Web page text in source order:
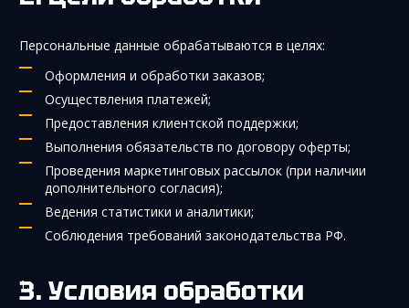
Персональные данные обрабатываются в целях:
Оформления и обработки заказов;
Осуществления платежей;
Предоставления клиентской поддержки;
Выполнения обязательств по договору оферты;
Проведения маркетинговых рассылок (при наличии
дополнительного согласия);
Ведения статистики и аналитики;
Соблюдения требований законодательства РФ.
Условия обработки